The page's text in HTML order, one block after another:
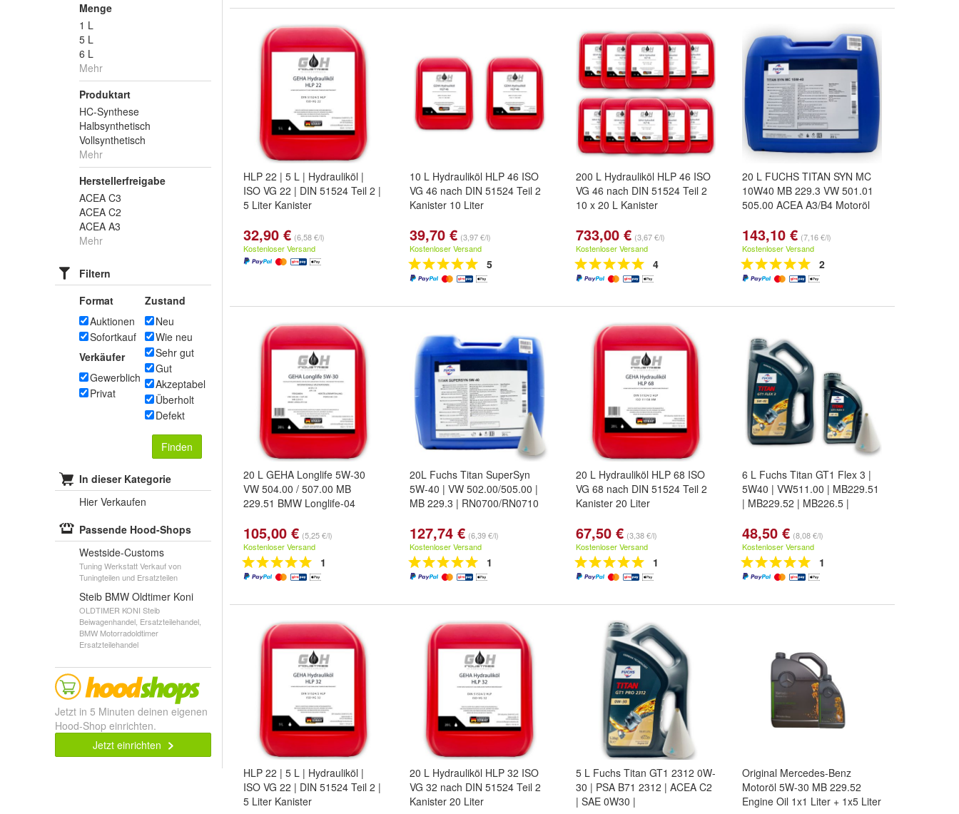
Menge
1 L
5 L
6 L
Mehr
Produktart
HC-Synthese
Halbsynthetisch
Vollsynthetisch
Mehr
Herstellerfreigabe
ACEA C3
ACEA C2
ACEA A3
Mehr
Filtern
Format
Auktionen
Sofortkauf
Verkäufer
Gewerblich
Privat
Zustand
Neu
Wie neu
Sehr gut
Gut
Akzeptabel
Überholt
Defekt
Finden
In dieser Kategorie
Hier Verkaufen
Passende Hood-Shops
Westside-Customs
Tuning Werkstatt Verkauf von
Tuningteilen und Ersatzteilen
Steib BMW Oldtimer Koni
OLDTIMER KONI Steib
Beiwagenhandel, Ersatzteilehandel,
BMW Motorradoldtimer
Ersatzteilehandel
Jetzt in 5 Minuten deinen eigenen
Hood-Shop einrichten.
Jetzt einrichten
HLP 22 | 5 L | Hydrauliköl |
ISO VG 22 | DIN 51524 Teil 2 |
5 Liter Kanister
32,90 € (6,58 €/l)
Kostenloser Versand
10 L Hydrauliköl HLP 46 ISO
VG 46 nach DIN 51524 Teil 2
Kanister 10 Liter
39,70 € (3,97 €/l)
Kostenloser Versand
5
200 L Hydrauliköl HLP 46 ISO
VG 46 nach DIN 51524 Teil 2
10 x 20 L Kanister
733,00 € (3,67 €/l)
Kostenloser Versand
4
20 L FUCHS TITAN SYN MC
10W40 MB 229.3 VW 501.01
505.00 ACEA A3/B4 Motoröl
143,10 € (7,16 €/l)
Kostenloser Versand
2
20 L GEHA Longlife 5W-30
VW 504.00 / 507.00 MB
229.51 BMW Longlife-04
105,00 € (5,25 €/l)
Kostenloser Versand
1
20L Fuchs Titan SuperSyn
5W-40 | VW 502.00/505.00 |
MB 229.3 | RN0700/RN0710
127,74 € (6,39 €/l)
Kostenloser Versand
1
20 L Hydrauliköl HLP 68 ISO
VG 68 nach DIN 51524 Teil 2
Kanister 20 Liter
67,50 € (3,38 €/l)
Kostenloser Versand
1
6 L Fuchs Titan GT1 Flex 3 |
5W40 | VW511.00 | MB229.51
| MB229.52 | MB226.5 |
48,50 € (8,08 €/l)
Kostenloser Versand
1
HLP 22 | 5 L | Hydrauliköl |
ISO VG 22 | DIN 51524 Teil 2 |
5 Liter Kanister
20 L Hydrauliköl HLP 32 ISO
VG 32 nach DIN 51524 Teil 2
Kanister 20 Liter
5 L Fuchs Titan GT1 2312 0W-
30 | PSA B71 2312 | ACEA C2
| SAE 0W30 |
Original Mercedes-Benz
Motoröl 5W-30 MB 229.52
Engine Oil 1x1 Liter + 1x5 Liter